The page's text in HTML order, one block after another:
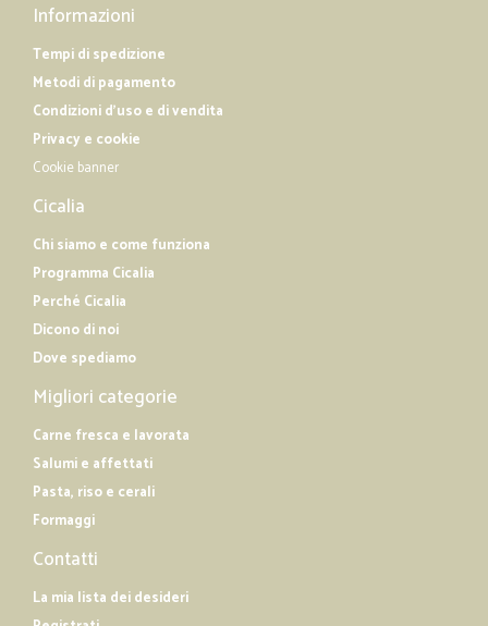
Informazioni
Tempi di spedizione
Metodi di pagamento
Condizioni d'uso e di vendita
Privacy e cookie
Cookie banner
Cicalia
Chi siamo e come funziona
Programma Cicalia
Perché Cicalia
Dicono di noi
Dove spediamo
Migliori categorie
Carne fresca e lavorata
Salumi e affettati
Pasta, riso e cerali
Formaggi
Contatti
La mia lista dei desideri